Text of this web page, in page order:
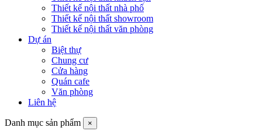
Thiết kế nội thất nhà phố
Thiết kế nội thất showroom
Thiết kế nội thất văn phòng
Dự án
Biệt thự
Chung cư
Cửa hàng
Quán cafe
Văn phòng
Liên hệ
Danh mục sản phẩm ×